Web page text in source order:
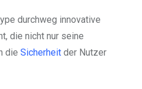
durchweg innovative
die nicht nur seine
die Sicherheit der Nutzer